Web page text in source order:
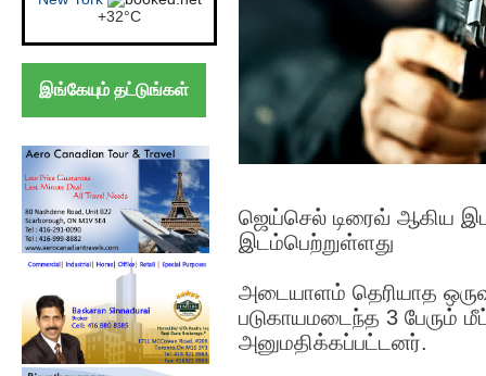
+22°C
இங்கேயும் தட்டுங்கள்
ஜெய்செல் டிரைவ் ஆகிய
இடம்பெற்றுள்ளது
அடையாளம் தெரியாத
படுகாயமடைந்த 3 பேரும்
அனுமதிக்கப்பட்டனர்.